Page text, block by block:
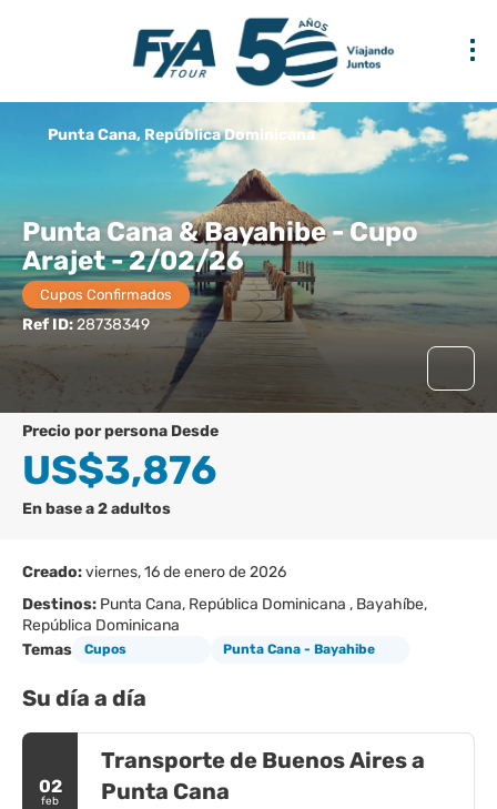
Punta Cana & Bayahibe - Cupo
Arajet - 2/02/26
Cupos Confirmados
Ref ID:28738349
Punta Cana, República Dominicana
precio por persona Desde
US$3,876
En base a 2 adultos
Creado:viernes, 16 de enero de 2026
Destinos: Punta Cana, República Dominicana , Bayahíbe,
República Dominicana
Temas
Cupos Punta Cana - Bayahibe
Su día a día
02
feb
Transporte de Buenos Aires a
Punta Cana